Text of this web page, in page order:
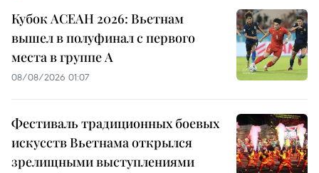
Кубок АСЕАН 2026: Вьетнам
вышел в полуфинал с первого
места в группе A
08/08/2026 01:07
Фестиваль традиционных боевых
искусств Вьетнама открылся
зрелищными выступлениями